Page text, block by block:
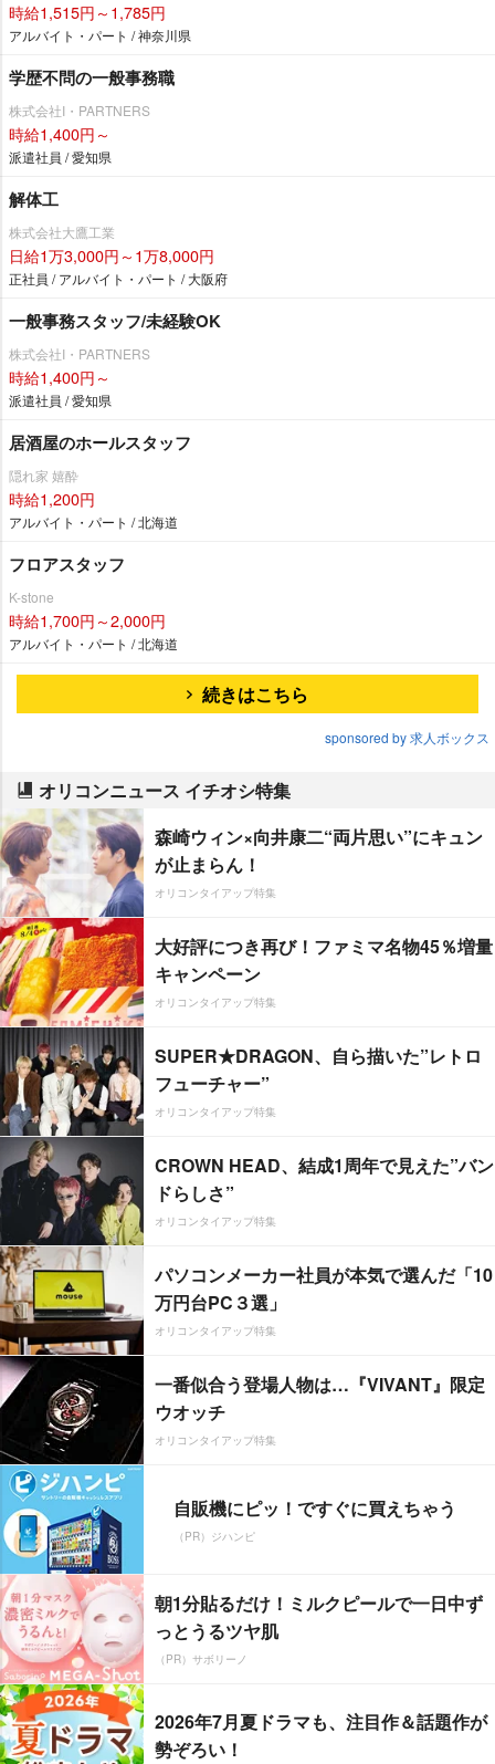
時給1,515円～1,785円
アルバイト・パート / 神奈川県
学歴不問の一般事務職
株式会社I・PARTNERS
時給1,400円～
派遣社員 / 愛知県
解体工
株式会社大鷹工業
日給1万3,000円～1万8,000円
正社員 / アルバイト・パート / 大阪府
一般事務スタッフ/未経験OK
株式会社I・PARTNERS
時給1,400円～
派遣社員 / 愛知県
居酒屋のホールスタッフ
隠れ家 嬉酔
時給1,200円
アルバイト・パート / 北海道
フロアスタッフ
K-stone
時給1,700円～2,000円
アルバイト・パート / 北海道
続きはこちら
sponsored by 求人ボックス
オリコンニュース イチオシ特集
森崎ウィン×向井康二“両片思い”にキュン
が止まらん！
オリコンタイアップ特集
大好評につき再び！ファミマ名物45％増量
キャンペーン
オリコンタイアップ特集
SUPER★DRAGON、自ら描いた”レトロ
フューチャー”
オリコンタイアップ特集
CROWN HEAD、結成1周年で見えた”バン
ドらしさ”
オリコンタイアップ特集
パソコンメーカー社員が本気で選んだ「10
万円台PC３選」
オリコンタイアップ特集
一番似合う登場人物は…『VIVANT』限定
ウオッチ
オリコンタイアップ特集
自販機にピッ！ですぐに買えちゃう
（PR）ジハンピ
朝1分貼るだけ！ミルクピールで一日中ず
っとうるツヤ肌
（PR）サボリーノ
2026年7月夏ドラマも、注目作＆話題作が
勢ぞろい！